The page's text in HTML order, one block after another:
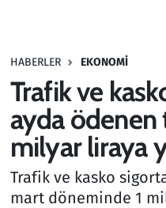
HABERLER EKONOMI
Trafik ve
ayda ödenen
milyar liraya
Trafik ve kasko
mart döneminde 1
Haber
Kültür Sanat
Kurumsal Haberler
Lezzet Durağı